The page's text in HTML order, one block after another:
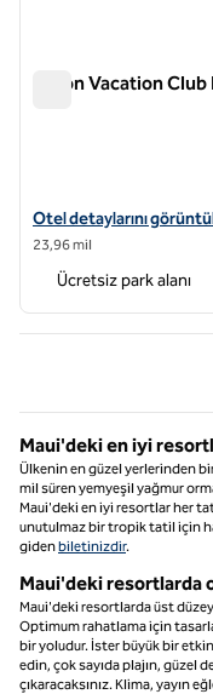
Hilton Vacation
Hilton Vacation Club
Otel detaylarını
23,96 mil
Ücretsiz park alanı
Maui'deki en iyi
Ülkenin en güzel yerlerinden
mil süren yemyeşil yağmur
Maui'deki en iyi resortlar her
unutulmaz bir tropik tatil için
gidenbiletinizdir.
Maui'deki resortlarda
Maui'deki resortlarda üst
Optimum rahatlama için
bir yoludur. İster büyük bir
edin, çok sayıda plajın, güzel
çıkaracaksınız. Klima, yayın